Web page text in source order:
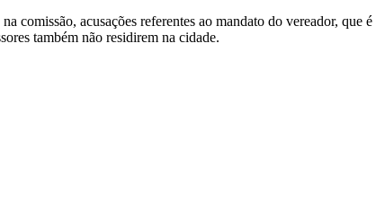
comissão, acusações referentes ao mandato do vereador,
também não residirem na cidade.